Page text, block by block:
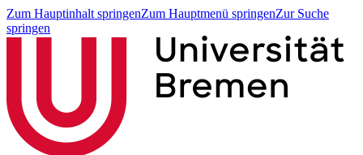
Zum Hauptinhalt springenZum Hauptmenü springenZur Suche
springen